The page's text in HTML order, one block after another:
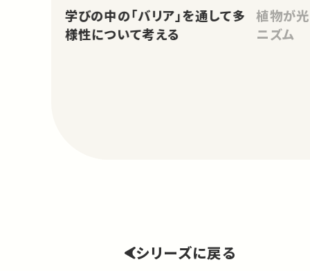
学びの中の「バリア」を通して多
様性について考える
植物が光
ニズム
シリーズに戻る